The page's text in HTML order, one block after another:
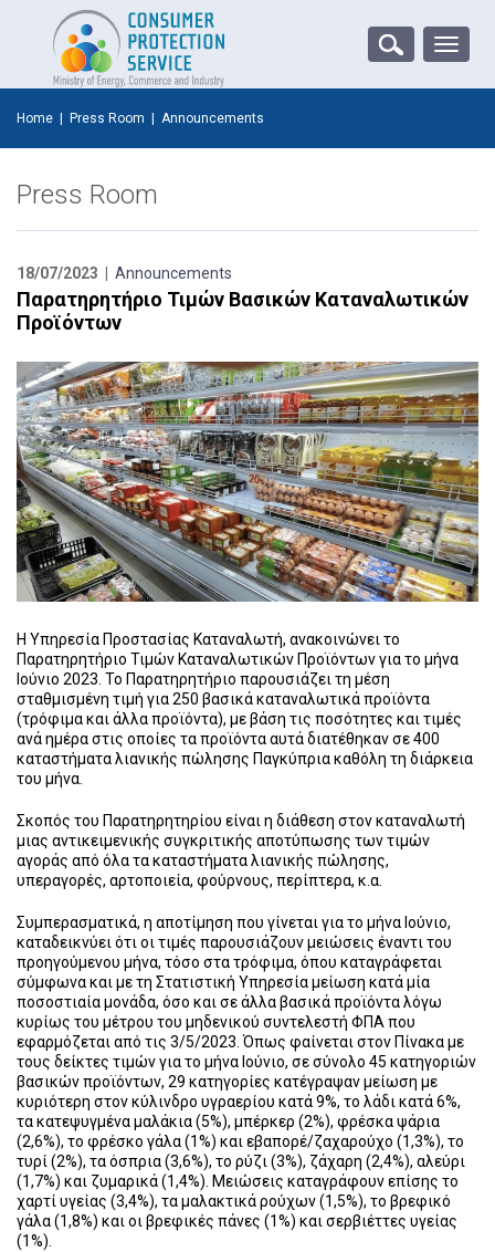
Toggle
Home Press Room Announcements
Press Room
18/07/2023 | Announcements
Παρατηρητήριο Τιμών Βασικών Καταναλωτικών
Προϊόντων
Η Υπηρεσία Προστασίας Καταναλωτή, ανακοινώνει το
Παρατηρητήριο Τιμών Καταναλωτικών Προϊόντων για το μήνα
Ιούνιο 2023. Το Παρατηρητήριο παρουσιάζει τη μέση
σταθμισμένη τιμή για 250 βασικά καταναλωτικά προϊόντα
(τρόφιμα και άλλα προϊόντα), με βάση τις ποσότητες και τιμές
ανά ημέρα στις οποίες τα προϊόντα αυτά διατέθηκαν σε 400
καταστήματα λιανικής πώλησης Παγκύπρια καθόλη τη διάρκεια
του μήνα.
Σκοπός του Παρατηρητηρίου είναι η διάθεση στον καταναλωτή
μιας αντικειμενικής συγκριτικής αποτύπωσης των τιμών
αγοράς από όλα τα καταστήματα λιανικής πώλησης,
υπεραγορές, αρτοποιεία, φούρνους, περίπτερα, κ.α.
Συμπερασματικά, η αποτίμηση που γίνεται για το μήνα Ιούνιο,
καταδεικνύει ότι οι τιμές παρουσιάζουν μειώσεις έναντι του
προηγούμενου μήνα, τόσο στα τρόφιμα, όπου καταγράφεται
σύμφωνα και με τη Στατιστική Υπηρεσία μείωση κατά μία
ποσοστιαία μονάδα, όσο και σε άλλα βασικά προϊόντα λόγω
κυρίως του μέτρου του μηδενικού συντελεστή ΦΠΑ που
εφαρμόζεται από τις 3/5/2023. Όπως φαίνεται στον Πίνακα με
τους δείκτες τιμών για το μήνα Ιούνιο, σε σύνολο 45 κατηγοριών
βασικών προϊόντων, 29 κατηγορίες κατέγραψαν μείωση με
κυριότερη στον κύλινδρο υγραερίου κατά 9%, το λάδι κατά 6%,
τα κατεψυγμένα μαλάκια (5%), μπέρκερ (2%), φρέσκα ψάρια
(2,6%), το φρέσκο γάλα (1%) και εβαπορέ/ζαχαρούχο (1,3%), το
τυρί (2%), τα όσπρια (3,6%), το ρύζι (3%), ζάχαρη (2,4%), αλεύρι
(1,7%) και ζυμαρικά (1,4%). Μειώσεις καταγράφουν επίσης το
χαρτί υγείας (3,4%), τα μαλακτικά ρούχων (1,5%), το βρεφικό
γάλα (1,8%) και οι βρεφικές πάνες (1%) και σερβιέττες υγείας
(1%).